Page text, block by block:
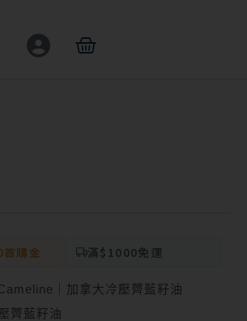
購
購金 滿$1000免運
｜加拿大冷壓薺藍籽油
薺藍籽油